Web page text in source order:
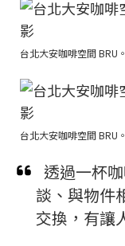
台北大安咖啡空間 BRU
台北大安咖啡空間 BRU
透過一杯
談、與物件
交換，有讓